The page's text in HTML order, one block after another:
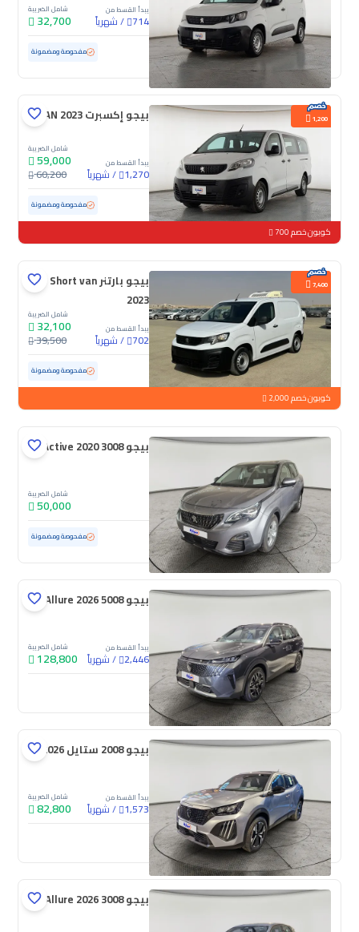
يبدأ القسط من
714
/شهرياً
شامل الضريبة
32,700
مستعملة 169,925 كم مفحوصة ومضمونة
1,200 بيجو إكسبرت VAN 2023
يبدأ القسط من
1,270
/شهرياً
شامل الضريبة
59,000
60,200
مستعملة 85,440 كم مفحوصة ومضمونة
كوبون خصم 700
7,400
بيجو بارتنر Short van
2023
يبدأ القسط من
702
/شهرياً
شامل الضريبة
32,100
39,500
181,437 كم مفحوصة ومضمونة
كوبون خصم 2,000
بيجو 3008 Active 2020
شامل الضريبة
50,000
مستعملة 111,452 كم مفحوصة ومضمونة
بيجو 5008 Allure 2026
يبدأ القسط من
2,446
/شهرياً
شامل الضريبة
128,800
جديدة
بيجو 2008 ستايل 2026
يبدأ القسط من
1,573
/شهرياً
شامل الضريبة
82,800
جديدة
بيجو 3008 Allure 2026